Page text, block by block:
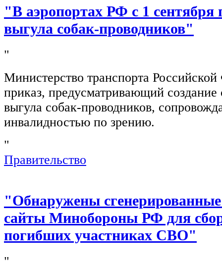
"В аэропортах РФ с 1 сентября
выгула собак-проводников"
"
Министерство транспорта
приказ, предусматривающий создание
выгула собак-проводников,
инвалидностью по зрению.
"
Правительство
"Обнаружены
сайты Минобороны РФ для
погибших участниках СВО"
"